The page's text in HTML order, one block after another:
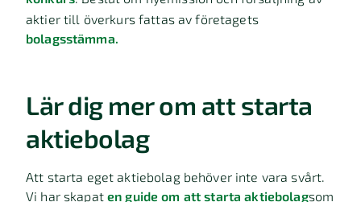
aktier till överkurs fattas av företagets
bolagsstämma.
Lär dig mer om att starta
aktiebolag
Att starta eget aktiebolag behöver inte vara svårt.
Vi har skapaten guide om att starta aktiebolagsom